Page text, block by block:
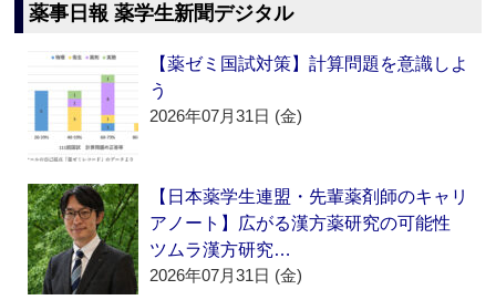
薬事日報 薬学生新聞デジタル
【薬ゼミ国試対策】計算問題を意識しよ
う
2026年07月31日 (金)
【日本薬学生連盟・先輩薬剤師のキャリ
アノート】広がる漢方薬研究の可能性
ツムラ漢方研究…
2026年07月31日 (金)